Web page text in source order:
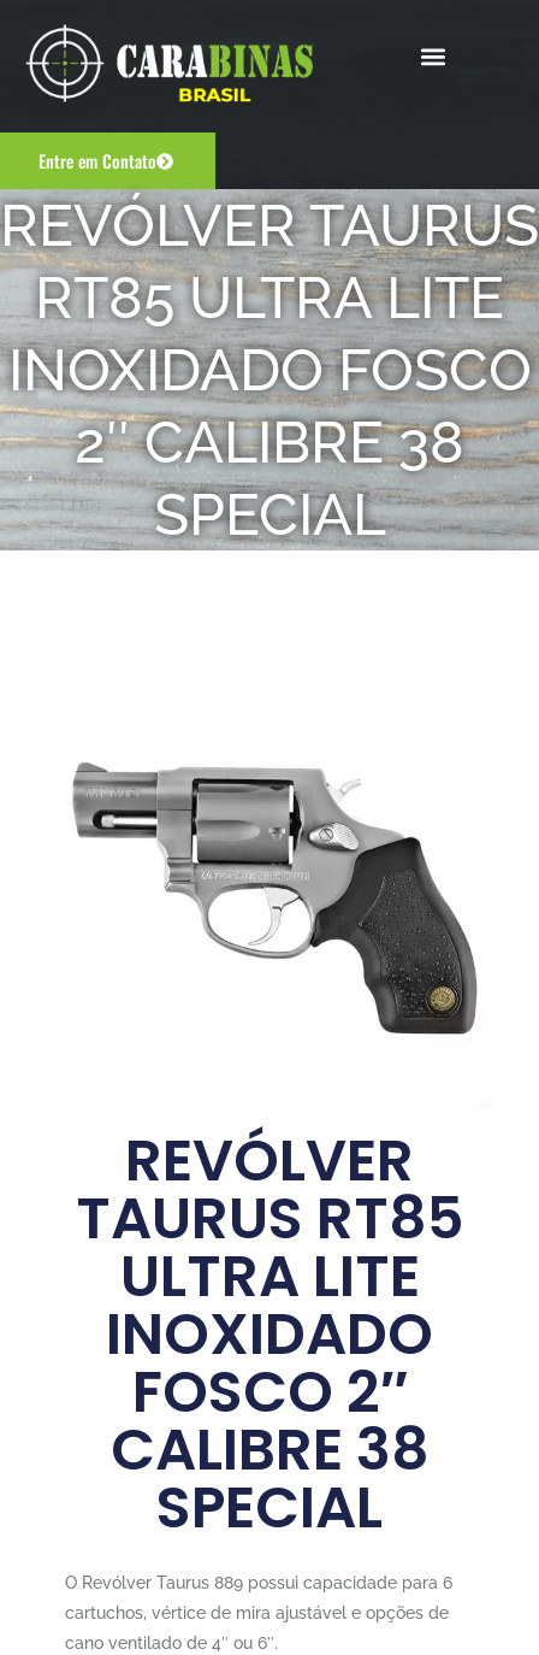
Entre em Contato
REVÓLVER TAURUS
RT85 ULTRA LITE
INOXIDADO FOSCO
2″ CALIBRE 38
SPECIAL
REVÓLVER
TAURUS RT85
ULTRA LITE
INOXIDADO
FOSCO 2″
CALIBRE 38
SPECIAL
O Revólver Taurus 889 possui capacidade para 6
cartuchos, vértice de mira ajustável e opções de
cano ventilado de 4″ ou 6″.